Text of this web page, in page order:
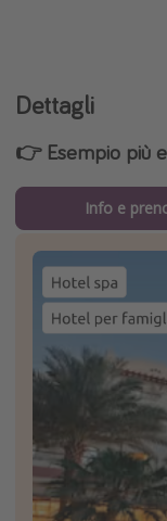
Dettagli
👉 Esempio più
Info e